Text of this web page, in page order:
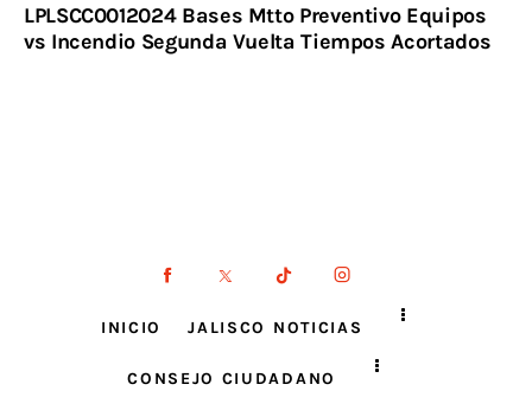
LPLSCC0012024 Bases Mtto Preventivo Equipos
vs Incendio Segunda Vuelta Tiempos Acortados
INICIO JALISCO NOTICIAS
CONSEJO CIUDADANO